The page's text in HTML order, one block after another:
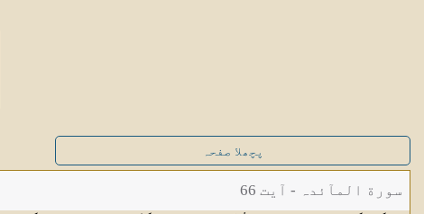
پچھلا صفحہ
سورة المآئدہ - آیت 66